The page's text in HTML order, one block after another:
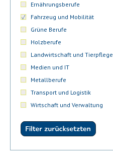
Ernährungsberufe
Fahrzeug und Mobilität
Grüne Berufe
Holzberufe
Landwirtschaft und Tierpflege
Medien und IT
Metallberufe
Transport und Logistik
Wirtschaft und Verwaltung